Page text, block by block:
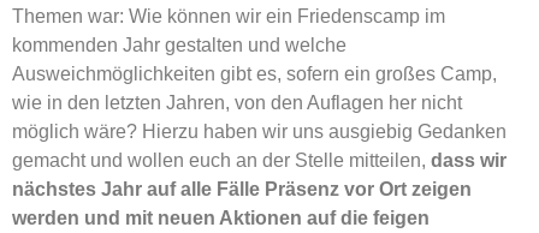
Themen war: Wie können wir ein Friedenscamp im
kommenden Jahr gestalten und welche
Ausweichmöglichkeiten gibt es, sofern ein großes Camp,
wie in den letzten Jahren, von den Auflagen her nicht
möglich wäre? Hierzu haben wir uns ausgiebig Gedanken
gemacht und wollen euch an der Stelle mitteilen, dass wir
nächstes Jahr auf alle Fälle Präsenz vor Ort zeigen
werden und mit neuen Aktionen auf die feigen